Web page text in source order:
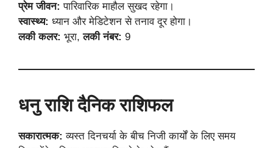
प्रेम जीवन: पारिवारिक माहौल सुखद रहेगा।
स्वास्थ्य: ध्यान और मेडिटेशन से तनाव दूर होगा।
लकी कलर: भूरा,लकी नंबर: 9
धनु राशि दैनिक राशिफल
सकारात्मक: व्यस्त दिनचर्या के बीच निजी कार्यों के लिए समय